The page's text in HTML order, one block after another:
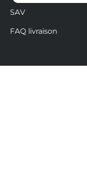
SAV
FAQ livraison